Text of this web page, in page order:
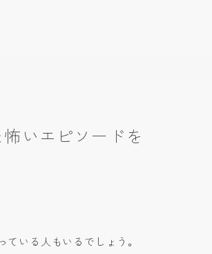
いエピソードを
いる人もいるでしょう。